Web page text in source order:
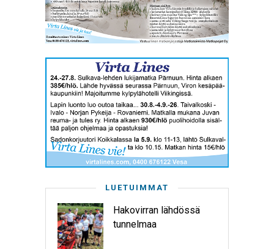
LUETUIMMAT
Hakovirran lähdössä
tunnelmaa